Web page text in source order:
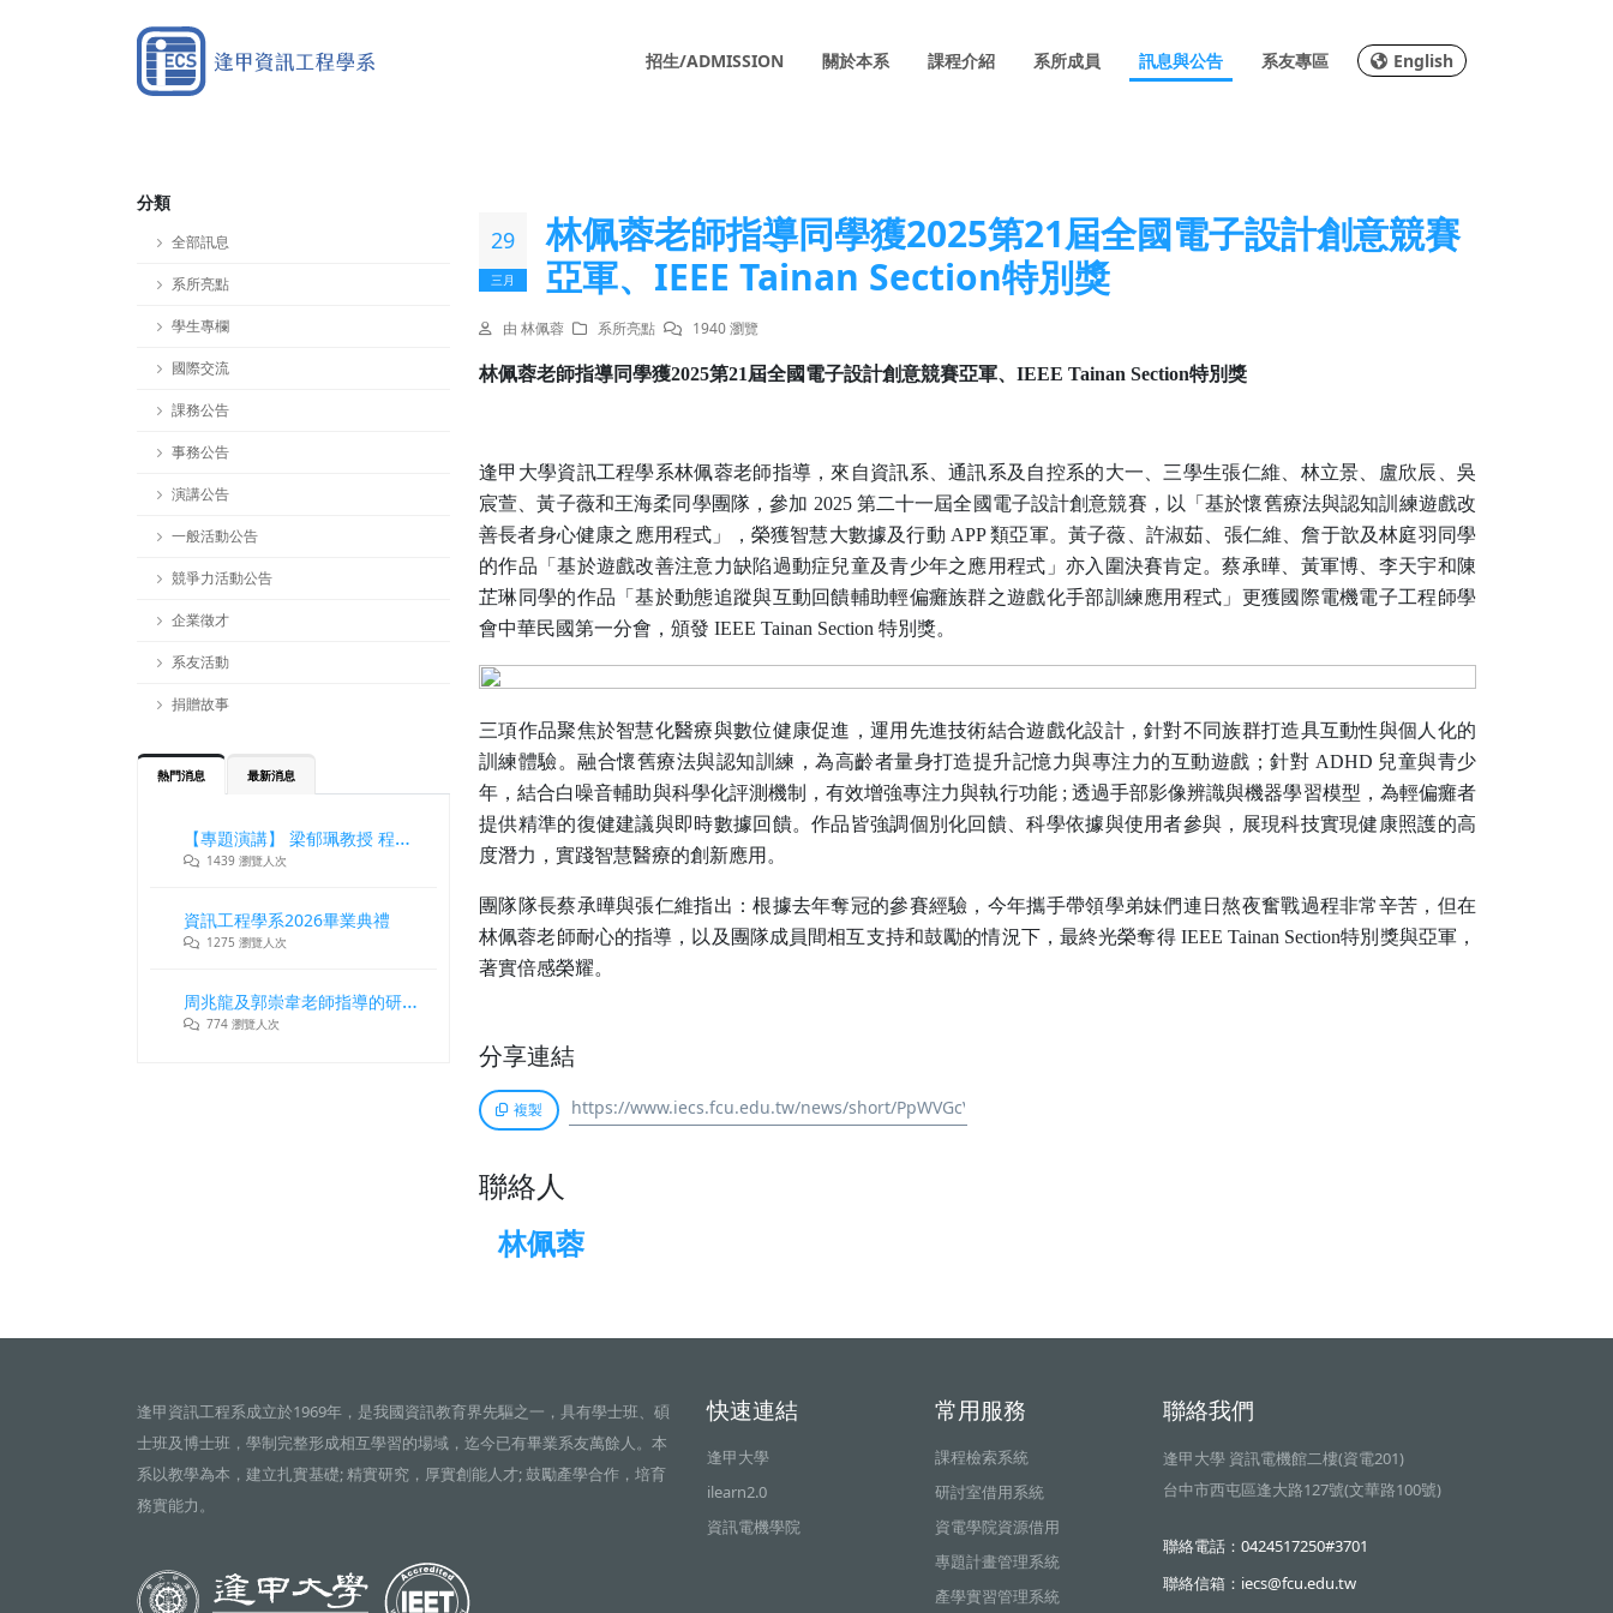
招生/ADMISSION 關於本系 課程介紹 系所成員 訊息與公告 系友專區 English
分類
全部訊息
系所亮點
學生專欄
國際交流
課務公告
事務公告
演講公告
一般活動公告
競爭力活動公告
企業徵才
系友活動
捐贈故事
熱門消息 最新消息
【專題演講】 梁郁珮教授 程式設計師在新世代記憶體與儲存系統中的角色與挑戰
1439 瀏覽人次
資訊工程學系2026畢業典禮
1275 瀏覽人次
周兆龍及郭崇韋老師指導的研究團隊獲DLT2026最佳論文獎
774 瀏覽人次
29
三月
林佩蓉老師指導同學獲2025第21屆全國電子設計創意競賽
亞軍、IEEE Tainan Section特別獎
由 林佩蓉 系所亮點 1940 瀏覽
林佩蓉老師指導同學獲2025第21屆全國電子設計創意競賽亞軍、 IEEE Tainan Section特別獎
逢甲大學資訊工程學系林佩蓉老師指導，來自資訊系、通訊系及自控系的大一、三學生張仁維、林立景、盧欣辰、吳
宸萱、黃子薇和王海柔同學團隊，參加 2025 第二十一屆全國電子設計創意競賽，以「基於懷舊療法與認知訓練遊戲改
善長者身心健康之應用程式」，榮獲智慧大數據及行動 APP類亞軍。黃子薇、許淑茹、張仁維、詹于歆及林庭羽同學
的作品「基於遊戲改善注意力缺陷過動症兒童及青少年之應用程式」亦入圍決賽肯定。蔡承曄、黃軍博、李天宇和陳
芷琳同學的作品「基於動態追蹤與互動回饋輔助輕偏癱族群之遊戲化手部訓練應用程式」更獲國際電機電子工程師學
會中華民國第一分會，頒發 IEEE Tainan Section 特別獎。
三項作品聚焦於智慧化醫療與數位健康促進，運用先進技術結合遊戲化設計，針對不同族群打造具互動性與個人化的
訓練體驗。融合懷舊療法與認知訓練，為高齡者量身打造提升記憶力與專注力的互動遊戲；針對 ADHD 兒童與青少
年，結合白噪音輔助與科學化評測機制，有效增強專注力與執行功能; 透過手部影像辨識與機器學習模型，為輕偏癱者
提供精準的復健建議與即時數據回饋。作品皆強調個別化回饋、科學依據與使用者參與，展現科技實現健康照護的高
度潛力，實踐智慧醫療的創新應用。
團隊隊長蔡承曄與張仁維指出：根據去年奪冠的參賽經驗，今年攜手帶領學弟妹們連日熬夜奮戰過程非常辛苦，但在
林佩蓉老師耐心的指導，以及團隊成員間相互支持和鼓勵的情況下，最終光榮奪得IEEE Tainan Section特別獎與亞軍，
著實倍感榮耀。
分享連結
複製
聯絡人
林佩蓉
逢甲資訊工程系成立於1969年，是我國資訊教育界先驅之一，具有學士班、碩
士班及博士班，學制完整形成相互學習的場域，迄今已有畢業系友萬餘人。本
系以教學為本，建立扎實基礎; 精實研究，厚實創能人才; 鼓勵產學合作，培育
務實能力。
快速連結
逢甲大學
ilearn2.0
資訊電機學院
常用服務
課程檢索系統
研討室借用系統
資電學院資源借用
專題計畫管理系統
產學實習管理系統
聯絡我們
逢甲大學 資訊電機館二樓(資電201)
台中市西屯區逢大路127號(文華路100號)
聯絡電話：0424517250#3701
聯絡信箱：iecs@fcu.edu.tw